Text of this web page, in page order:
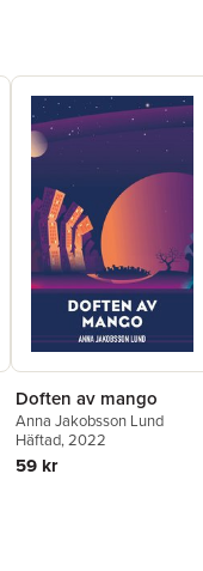
Doften av mango
Anna Jakobsson Lund
Häftad, 2022
59 kr